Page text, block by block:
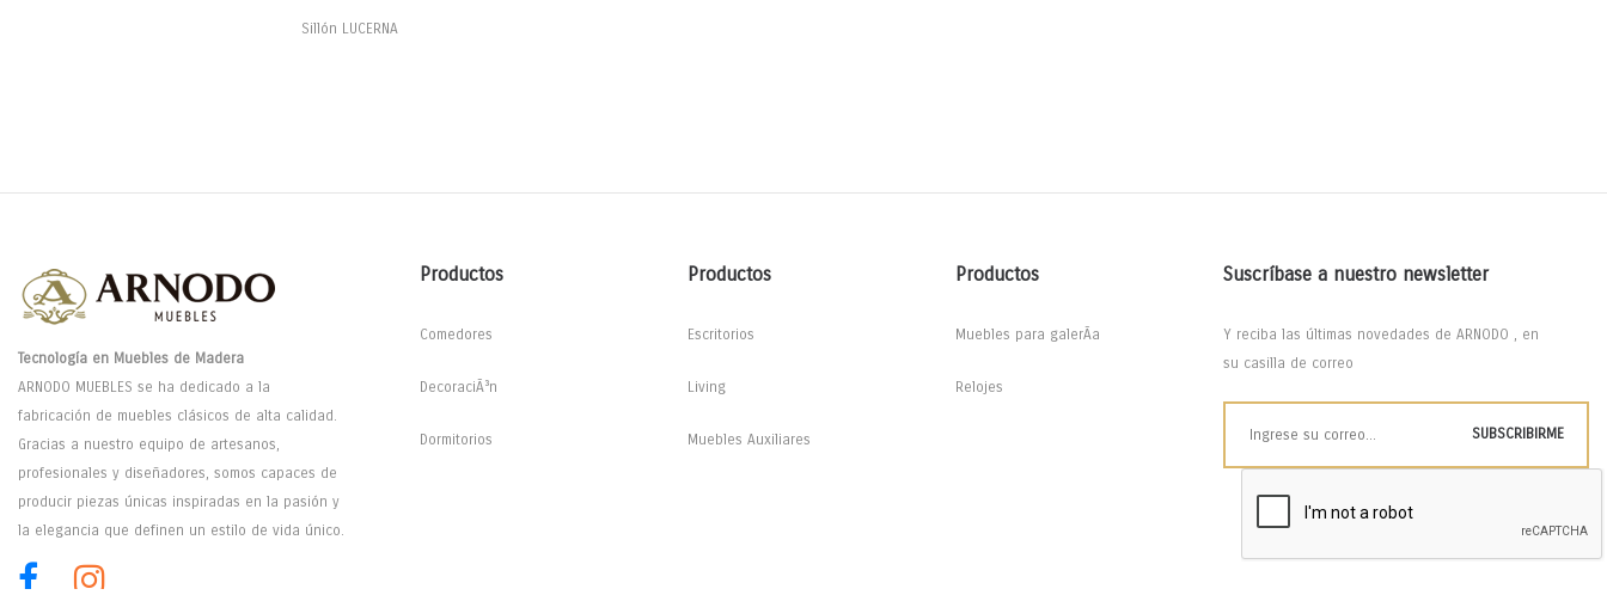
Sillón LUCERNA
Tecnología en Muebles de Madera
ARNODO MUEBLES se ha dedicado a la
fabricación de muebles clásicos de alta calidad.
Gracias a nuestro equipo de artesanos,
profesionales y diseñadores, somos capaces de
producir piezas únicas inspiradas en la pasión y
la elegancia que definen un estilo de vida único.
Productos
Comedores
DecoraciÃ³n
Dormitorios
Productos
Escritorios
Living
Muebles Auxiliares
Productos
Muebles para galerÃ­a
Relojes
Suscríbase a nuestro newsletter
Y reciba las últimas novedades de ARNODO , en
su casilla de correo